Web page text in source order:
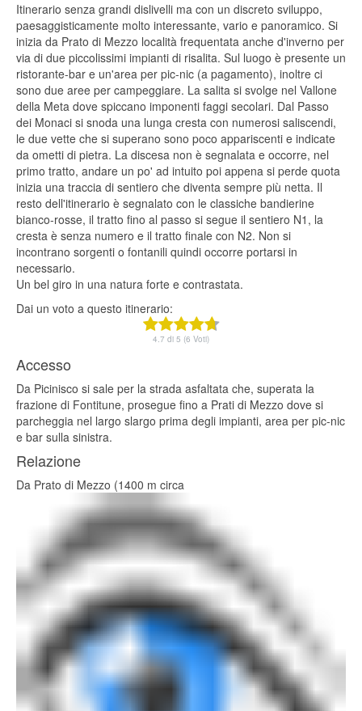
Itinerario senza grandi dislivelli ma con un discreto sviluppo,
paesaggisticamente molto interessante, vario e panoramico. Si
inizia da Prato di Mezzo località frequentata anche d'inverno per
via di due piccolissimi impianti di risalita. Sul luogo è presente un
ristorante-bar e un'area per pic-nic (a pagamento), inoltre ci
sono due aree per campeggiare. La salita si svolge nel Vallone
della Meta dove spiccano imponenti faggi secolari. Dal Passo
dei Monaci si snoda una lunga cresta con numerosi saliscendi,
le due vette che si superano sono poco appariscenti e indicate
da ometti di pietra. La discesa non è segnalata e occorre, nel
primo tratto, andare un po' ad intuito poi appena si perde quota
inizia una traccia di sentiero che diventa sempre più netta. Il
resto dell'itinerario è segnalato con le classiche bandierine
bianco-rosse, il tratto fino al passo si segue il sentiero N1, la
cresta è senza numero e il tratto finale con N2. Non si
incontrano sorgenti o fontanili quindi occorre portarsi in
necessario.
Un bel giro in una natura forte e contrastata.
Dai un voto a questo itinerario:
4.7 di 5 (6 Voti)
Accesso
Da Picinisco si sale per la strada asfaltata che, superata la
frazione di Fontitune, prosegue fino a Prati di Mezzo dove si
parcheggia nel largo slargo prima degli impianti, area per pic-nic
e bar sulla sinistra.
Relazione
Da Prato di Mezzo (1400 m circa